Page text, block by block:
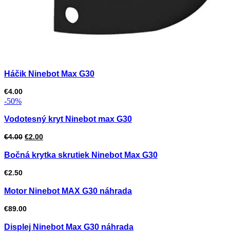
Háčik Ninebot Max G30
€4.00
-50%
Vodotesný kryt Ninebot max G30
€4.00 Pôvodná
bola:
€2.00Aktuálna
je:
Bočná krytka skrutiek Ninebot Max G30
€2.50
Motor Ninebot MAX G30 náhrada
€89.00
Displej Ninebot Max G30 náhrada